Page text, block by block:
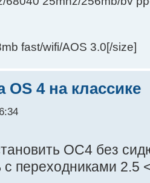
fast/wifi/AOS 3.0[/size]
OS 4 на классике
ОС4 без
с переходниками